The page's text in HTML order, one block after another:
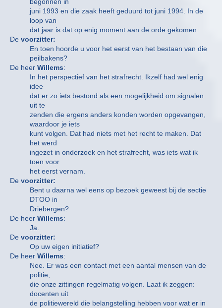
juni 1993 en die zaak heeft geduurd tot juni 1994. In de
loop van
dat jaar is dat op enig moment aan de orde gekomen.
De voorzitter:
En toen hoorde u voor het eerst van het bestaan van die
peilbakens?
De heer Willems:
In het perspectief van het strafrecht. Ikzelf had wel enig
idee
dat er zo iets bestond als een mogelijkheid om signalen
uit te
zenden die ergens anders konden worden opgevangen,
waardoor je iets
kunt volgen. Dat had niets met het recht te maken. Dat
het werd
ingezet in onderzoek en het strafrecht, was iets wat ik
toen voor
het eerst vernam.
De voorzitter:
Bent u daarna wel eens op bezoek geweest bij de sectie
DTOO in
Driebergen?
De heer Willems:
Ja.
De voorzitter:
Op uw eigen initiatief?
De heer Willems:
Nee. Er was een contact met een aantal mensen van de
politie,
die onze zittingen regelmatig volgen. Laat ik zeggen:
docenten uit
de politiewereld die belangstelling hebben voor wat er in